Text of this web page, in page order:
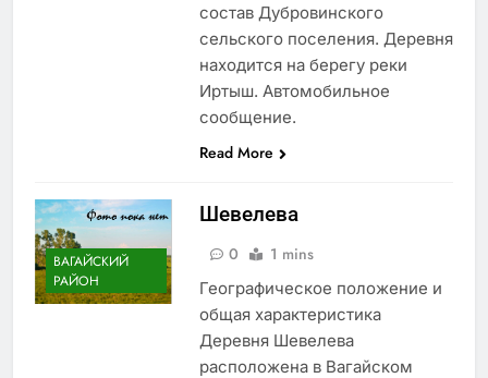
состав Дубровинского
сельского поселения. Деревня
находится на берегу реки
Иртыш. Автомобильное
сообщение.
Read More
ВАГАЙСКИЙ
РАЙОН
Шевелева
0 1 mins
Географическое положение и
общая характеристика
Деревня Шевелева
расположена в Вагайском